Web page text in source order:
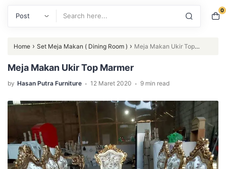
0
Home › Set Meja Makan ( Dining Room ) › Meja Makan Ukir Top
Marmer
Meja Makan Ukir Top Marmer
by Hasan Putra Furniture . 12 Maret 2020 . 9 min read